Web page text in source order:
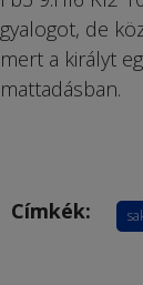
gyalogot, de
mert a királyt
mattadásban.
Címkék: